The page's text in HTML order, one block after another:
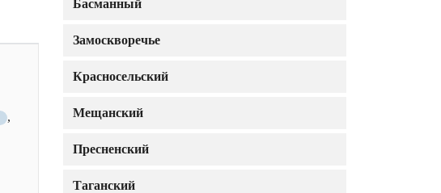
Басманный
Замоскворечье
Красносельский
Мещанский
Пресненский
Таганский
,